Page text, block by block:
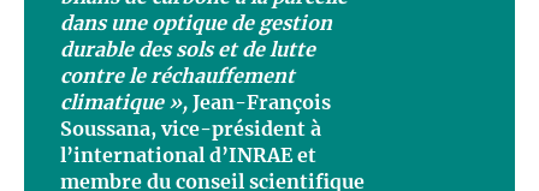
dans une optiquede gestion
durable des solset delutte
contreleréchauffement
climatique», Jean-François
Soussana, vice-président à
l’international d’INRAEet
membre du conseil scientifique